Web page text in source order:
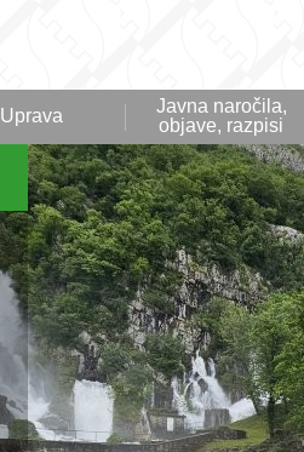
Uprava
Javna naročila,
objave, razpisi